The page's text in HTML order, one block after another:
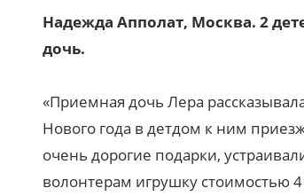
Надежда Апполат, Москва. 2
дочь.
«Приемная дочь Лера
Нового года в детдом к ним
очень дорогие подарки,
волонтерам игрушку стоимостью